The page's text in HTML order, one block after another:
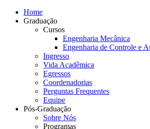
Home
Graduação
Cursos
Engenharia Mecânica
Engenharia de Controle e
Ingresso
Vida Acadêmica
Egressos
Coordenadorias
Perguntas Frequentes
Equipe
Pós-Graduação
Sobre Nós
Programas